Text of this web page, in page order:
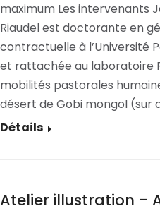
maximum Les intervenants
Riaudel est doctorante en
contractuelle à l’Université
et rattachée au laboratoire
mobilités pastorales
désert de Gobi mongol (sur
Détails
Atelier illustration –